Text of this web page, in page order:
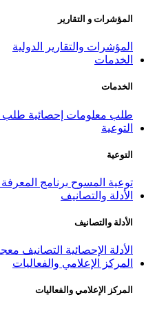
المؤشرات و التقارير
المؤشرات والتقارير الدولية
الخدمات
الخدمات
طلب معلومات إحصائية طلب
التوعية
التوعية
توعية المسوح برنامج المعرفة
الأدلة والتصانيف
الأدلة والتصانيف
الأدلة الإحصائية التصانيف
المركز الإعلامي والفعاليات
المركز الإعلامي والفعاليات